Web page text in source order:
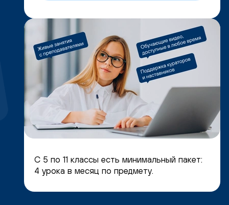
С 5 по 11 классы есть минимальный пакет:
4 урока в месяц по предмету.